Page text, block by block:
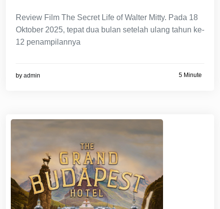
Review Film The Secret Life of Walter Mitty. Pada 18
Oktober 2025, tepat dua bulan setelah ulang tahun ke-
12 penampilannya
by admin 5 Minute